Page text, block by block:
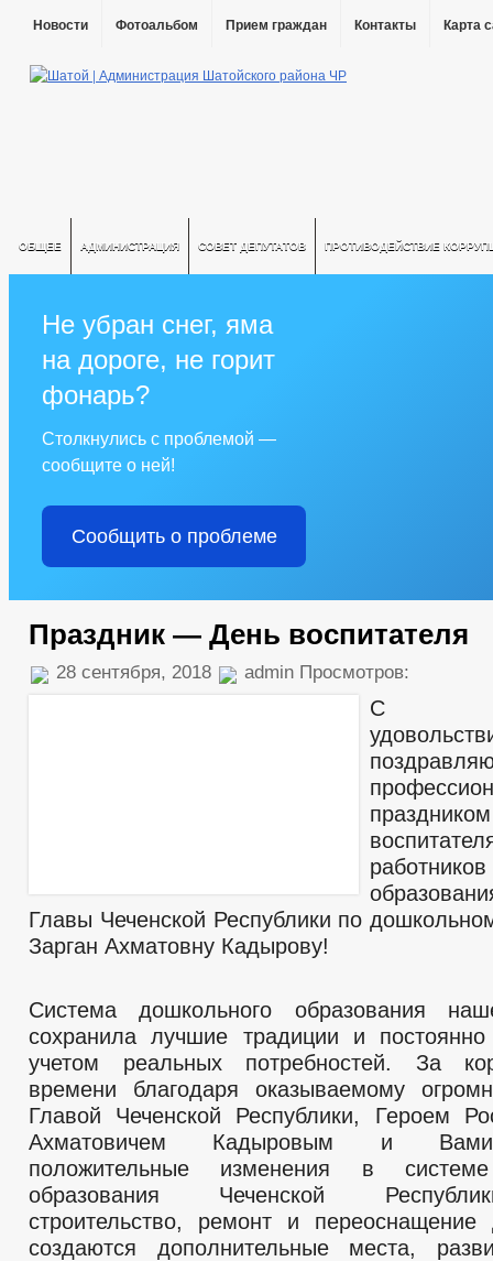
Новости Фотоальбом Прием граждан Контакты Карта
ОБЩЕЕ АДМИНИСТРАЦИЯ СОВЕТ ДЕПУТАТОВ ПРОТИВОДЕЙСТВИЕ
Не убран снег, яма
на дороге, не горит
фонарь?
Столкнулись с проблемой —
сообщите о ней!
Сообщить о проблеме
Праздник — День воспитателя
28 сентября, 2018 admin Просмотров:
С
Главы Чеченской Республики по
Зарган Ахматовну Кадырову!
Система дошкольного образования
сохранила лучшие традиции и постоянно
учетом реальных потребностей. За
времени благодаря оказываемому
Главой Чеченской Республики, Героем
Ахматовичем Кадыровым и
положительные изменения в
образования Чеченской
строительство, ремонт и переоснащение
создаются дополнительные места,